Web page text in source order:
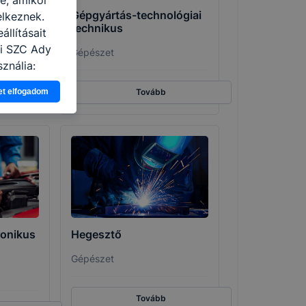
Gépgyártás-technológiai
technikus
Gépészet
Tovább
Hegesztő
Gépészet
Tovább
SZC Ady
-annak
ha
cookie-k
és
honlap a
elfogadom